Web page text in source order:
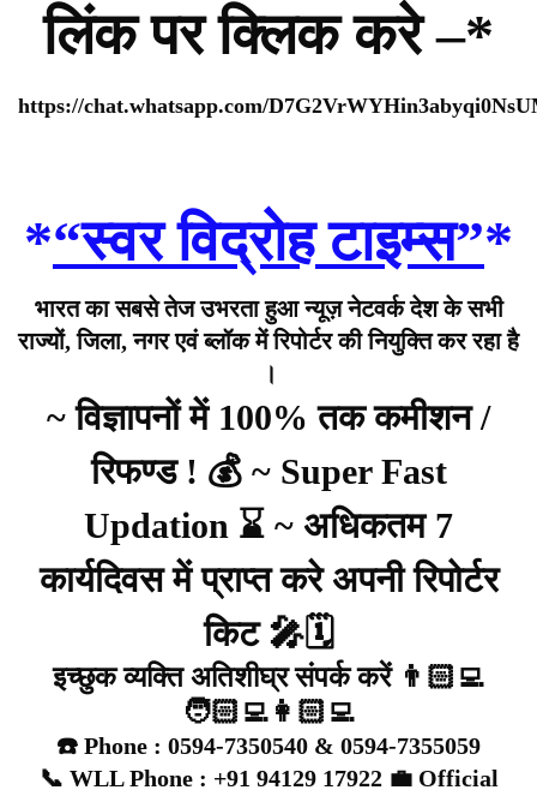
लिंक पर क्लिक करे –*
https://chat.whatsapp.com/
*“स्वर विद्रोह टाइम्स”*
भारत का सबसे तेज उभरता हुआ न्यूज़ नेटवर्क देश के सभी
राज्यों, जिला, नगर एवं ब्लॉक में रिपोर्टर की नियुक्ति कर रहा है
।
~ विज्ञापनों में 100% तक कमीशन /
रिफण्ड ! 💰 ~ Super Fast
Updation ⌛ ~ अधिकतम 7
कार्यदिवस में प्राप्त करे अपनी रिपोर्टर
किट 🎤🗓️
इच्छुक व्यक्ति अतिशीघ्र संपर्क करें 👨🏻‍💻
🧑🏻‍💻👩🏻‍💻
☎️ Phone : 0594-7350540 & 0594-7355059
📞 WLL Phone : +91 94129 17922 💼 Official